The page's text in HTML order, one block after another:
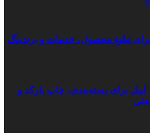
تبلیغ محصول، خدمات و برندینگ
برای بسته‌بندی، چاپ بارکد و